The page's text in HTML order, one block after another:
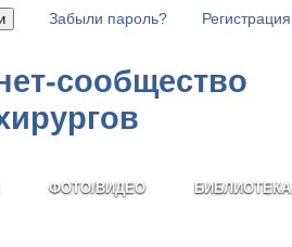
Забыли пароль? Регистрация
сообщество
ФОТО/ВИДЕО БИБЛИОТЕКА